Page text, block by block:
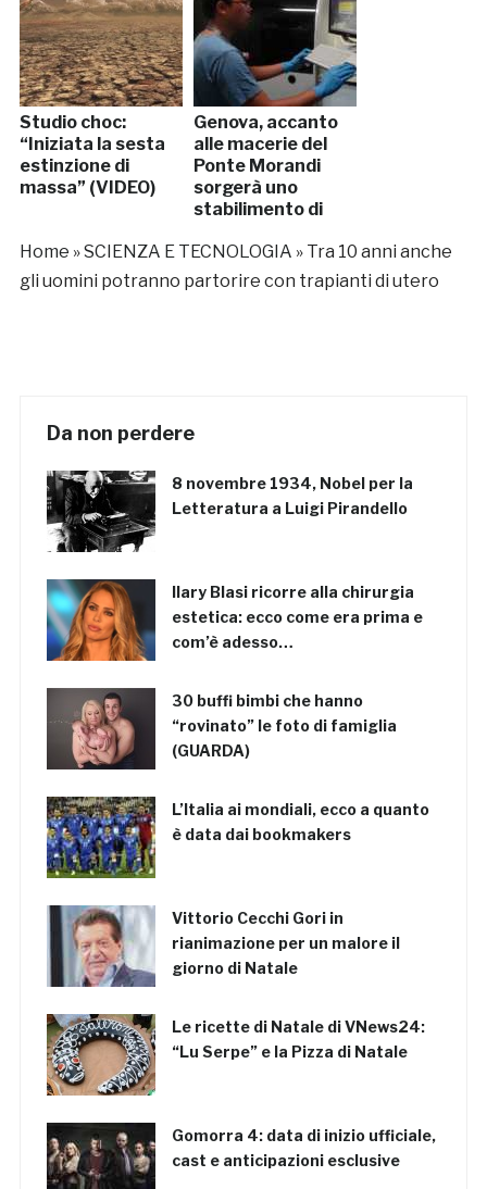
Studio choc:
“Iniziata la sesta
estinzione di
massa” (VIDEO)
Genova, accanto
alle macerie del
Ponte Morandi
sorgerà uno
stabilimento di
Home »SCIENZA E TECNOLOGIA » Tra 10 anni anche
gli uomini potranno partorire con trapianti di utero
Da non perdere
8 novembre 1934, Nobel per la
Letteratura a Luigi Pirandello
Ilary Blasi ricorre alla chirurgia
estetica: ecco come era prima e
com’è adesso…
30 buffi bimbi che hanno
“rovinato” le foto di famiglia
(GUARDA)
L’Italia ai mondiali, ecco a quanto
è data dai bookmakers
Vittorio Cecchi Gori in
rianimazione per un malore il
giorno di Natale
Le ricette di Natale di VNews24:
“Lu Serpe” e la Pizza di Natale
Gomorra 4: data di inizio ufficiale,
cast e anticipazioni esclusive